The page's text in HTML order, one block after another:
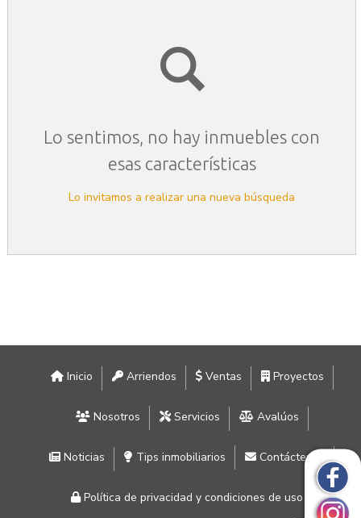
Lo sentimos, no hay inmuebles con
esas características
Lo invitamos a realizar una nueva búsqueda
Inicio Arriendos Ventas Proyectos
Nosotros Servicios Avalúos
Noticias Tips inmobiliarios Contáctenos
Política de privacidad y condiciones de uso